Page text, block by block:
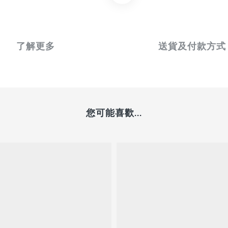
了解更多 送貨及付款方式
您可能喜歡...